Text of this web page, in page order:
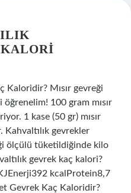
Kaloridir? Mısır gevreği
100 gram mısır
1 kase (50 gr) mısır
gevrekler
ölçülü tüketildiğinde kilo
gevrek kaç kalori?
kcalProtein8,7
Gevrek Kaç Kaloridir?